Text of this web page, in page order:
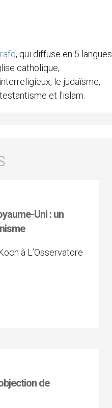
, qui diffuse en 5 langues
catholique,
le judaïsme,
et l'islam.
Uni : un
à L’Osservatore
de